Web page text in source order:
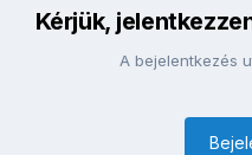
Kérjük,
A bejelentkezés